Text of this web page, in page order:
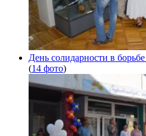
День солидарности в
(14 фото)